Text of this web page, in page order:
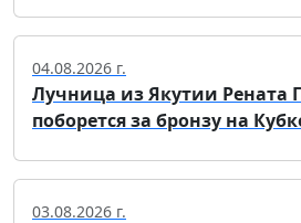
04.08.2026 г.
Лучница из Якутии Рената
поборется за бронзу на
03.08.2026 г.